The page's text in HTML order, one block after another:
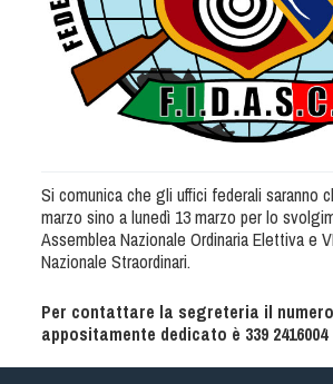
Si comunica che gli uffici federali saranno
marzo sino a lunedì 13 marzo per lo
Assemblea Nazionale Ordinaria Elettiva e
Nazionale Straordinari.
Per contattare la segreteria il
appositamente dedicato è 339 2416004
Organi di
Modelli e moduli
Albo Atleti
Guida Locandine
English e
Tiro a Palla
Tiro con l'arco